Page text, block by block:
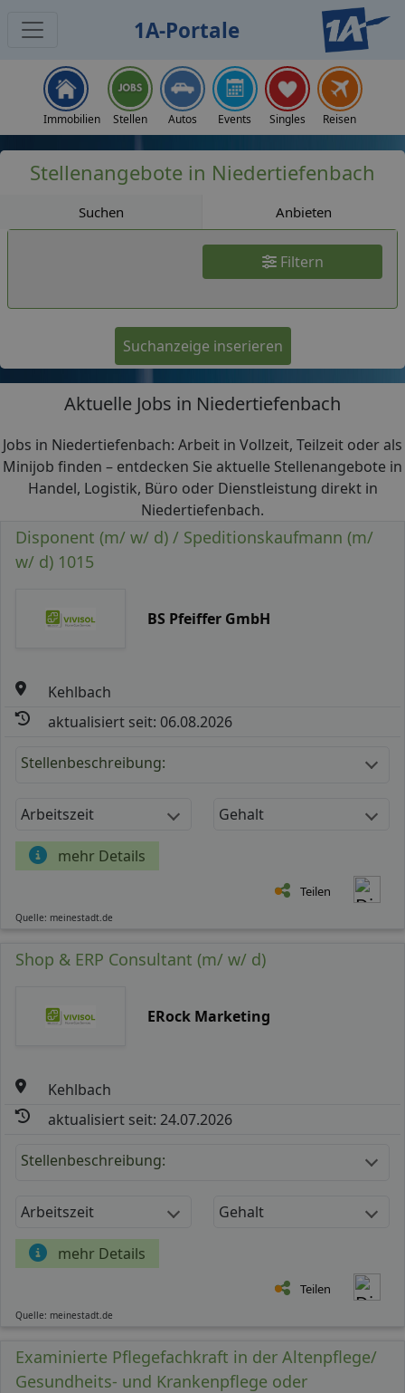
1A-Portale
Immobilien Stellen Autos Events Singles Reisen
Stellenangebote in Niedertiefenbach
Suchen Anbieten
Filtern
Suchanzeige inserieren
Aktuelle Jobs in Niedertiefenbach
Jobs in Niedertiefenbach: Arbeit in Vollzeit, Teilzeit oder als
Minijob finden – entdecken Sie aktuelle Stellenangebote in
Handel, Logistik, Büro oder Dienstleistung direkt in
Niedertiefenbach.
Disponent (m/ w/ d) / Speditionskaufmann (m/
w/ d) 1015
BS Pfeiffer GmbH
Kehlbach
aktualisiert seit: 06.08.2026
Stellenbeschreibung:
Arbeitszeit Gehalt
mehr Details
Teilen
Quelle: meinestadt.de
Shop & ERP Consultant (m/ w/ d)
ERock Marketing
Kehlbach
aktualisiert seit: 24.07.2026
Stellenbeschreibung:
Arbeitszeit Gehalt
mehr Details
Teilen
Quelle: meinestadt.de
Examinierte Pflegefachkraft in der Altenpflege/
Gesundheits- und Krankenpflege oder